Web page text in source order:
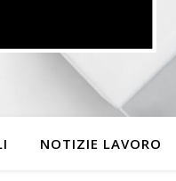
NOTIZIE LAVORO